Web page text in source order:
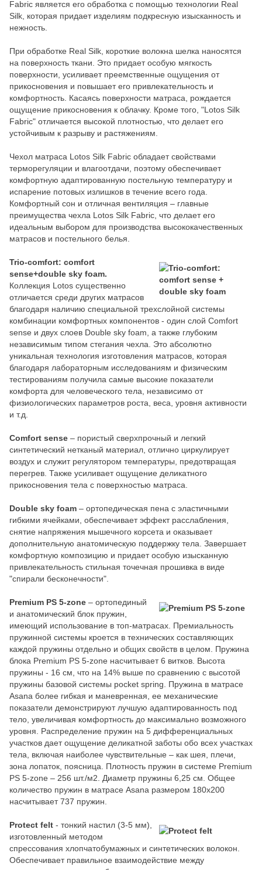
Fabric является его обработка с помощью технологии Real
Silk, которая придает изделиям подкресную изысканность и
нежность.
При обработке Real Silk, короткие волокна шелка наносятся
на поверхность ткани. Это придает особую мягкость
поверхности, усиливает преемственные ощущения от
прикосновения и повышает его привлекательность и
комфортность. Касаясь поверхности матраса, рождается
ощущение прикосновения к облачку. Кроме того, "Lotos Silk
Fabric" отличается высокой плотностью, что делает его
устойчивым к разрыву и растяжениям.
Чехол матраса Lotos Silk Fabric обладает свойствами
терморегуляции и влагоотдачи, поэтому обеспечивает
комфортную адаптированную постельную температуру и
испарение потовых излишков в течение всего года.
Комфортный сон и отличная вентиляция – главные
преимущества чехла Lotos Silk Fabric, что делает его
идеальным выбором для производства высококачественных
матрасов и постельного белья.
Trio-comfort: comfort
sense+double sky foam.
Коллекция Lotos существенно
отличается среди других матрасов
благодаря наличию специальной трехслойной системы
комбинации комфортных компонентов - один слой Comfort
sense и двух слоев Double sky foam, а также глубоким
независимым типом стегания чехла. Это абсолютно
уникальная технология изготовления матрасов, которая
благодаря лабораторным исследованиям и физическим
тестированиям получила самые высокие показатели
комфорта для человеческого тела, независимо от
физиологических параметров роста, веса, уровня активности
и т.д.
Comfort sense – пористый сверхпрочный и легкий
синтетический нетканый материал, отлично циркулирует
воздух и служит регулятором температуры, предотвращая
перегрев. Также усиливает ощущение деликатного
прикосновения тела с поверхностью матраса.
Double sky foam – ортопедическая пена с эластичными
гибкими ячейками, обеспечивает эффект расслабления,
снятие напряжения мышечного корсета и оказывает
дополнительную анатомическую поддержку тела. Завершает
комфортную композицию и придает особую изысканную
привлекательность стильная точечная прошивка в виде
"спирали бесконечности".
Premium PS 5-zone – ортопединый
и анатомический блок пружин,
имеющий использование в топ-матрасах. Премиальность
пружинной системы кроется в технических составляющих
каждой пружины отдельно и общих свойств в целом. Пружина
блока Premium PS 5-zone насчитывает 6 витков. Высота
пружины - 16 см, что на 14% выше по сравнению с высотой
пружины базовой системы pocket spring. Пружина в матрасе
Asana более гибкая и маневренная, ее механические
показатели демонстрируют лучшую адаптированность под
тело, увеличивая комфортность до максимально возможного
уровня. Распределение пружин на 5 дифференциальных
участков дает ощущение деликатной заботы обо всех участках
тела, включая наиболее чувствительные – как шея, плечи,
зона лопаток, поясница. Плотность пружин в системе Premium
PS 5-zone – 256 шт./м2. Диаметр пружины 6,25 см. Общее
количество пружин в матрасе Asana размером 180х200
насчитывает 737 пружин.
Protect felt - тонкий настил (3-5 мм),
изготовленный методом
спрессования хлопчатобумажных и синтетических волокон.
Обеспечивает правильное взаимодействие между